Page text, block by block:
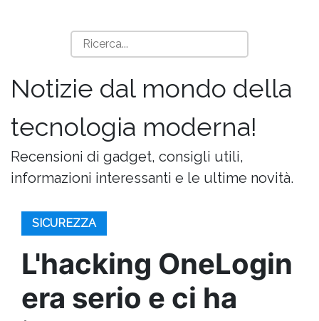
Notizie dal mondo della
tecnologia moderna!
Recensioni di gadget, consigli utili,
informazioni interessanti e le ultime novità.
SICUREZZA
L'hacking OneLogin
era serio e ci ha